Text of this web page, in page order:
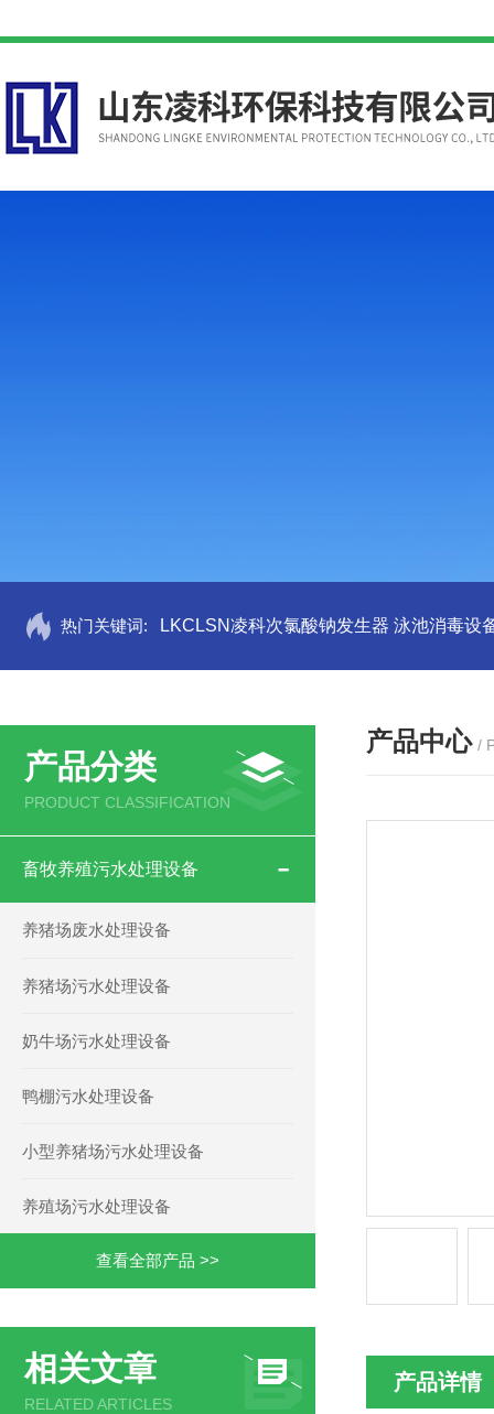
热门关键词: LKCLSN凌科次氯酸钠发生器 泳池消毒设
产品分类
PRODUCT CLASSIFICATION
畜牧养殖污水处理设备
养猪场废水处理设备
养猪场污水处理设备
奶牛场污水处理设备
鸭棚污水处理设备
小型养猪场污水处理设备
养殖场污水处理设备
查看全部产品 >>
相关文章
RELATED ARTICLES
产品中心 /
产品详情